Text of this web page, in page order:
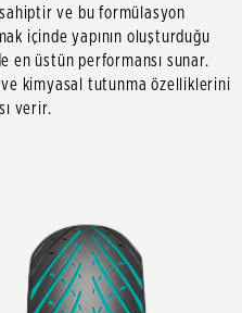
ve bu formülasyon
içinde yapının oluşturduğu
en üstün performansı sunar.
kimyasal tutunma özelliklerini
verir.